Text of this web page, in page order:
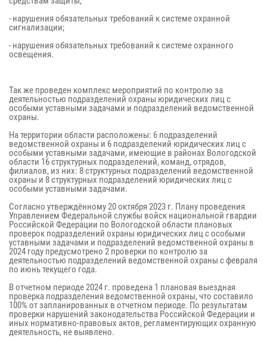
- нарушения обязательных требований к системе охранной
сигнализации;
- нарушения обязательных требований к системе охранного
освещения.
Так же проведен комплекс мероприятий по контролю за
деятельностью подразделений охраны юридических лиц с
особыми уставными задачами и подразделений ведомственной
охраны.
На территории области расположены: 6 подразделений
ведомственной охраны и 6 подразделений юридических лиц с
особыми уставными задачами, имеющие в районах Вологодской
области 16 структурных подразделений, команд, отрядов,
филиалов, из них: 8 структурных подразделений ведомственной
охраны и 8 структурных подразделений юридических лиц с
особыми уставными задачами.
Согласно утверждённому 20 октября 2023 г. Плану проведения
Управлением Федеральной службы войск национальной гвардии
Российской Федерации по Вологодской области плановых
проверок подразделений охраны юридических лиц с особыми
уставными задачами и подразделений ведомственной охраны в
2024 году предусмотрено 2 проверки по контролю за
деятельностью подразделений ведомственной охраны с февраля
по июнь текущего года.
В отчетном периоде 2024 г. проведена 1 плановая выездная
проверка подразделения ведомственной охраны, что составило
100% от запланированных в отчетном периоде. По результатам
проверки нарушений законодательства Российской Федерации и
иных нормативно-правовых актов, регламентирующих охранную
деятельность, не выявлено.